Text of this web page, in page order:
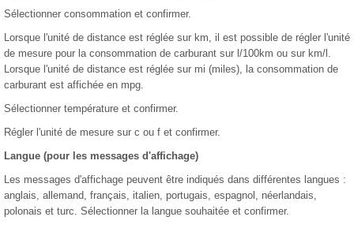
Sélectionner consommation et confirmer.
Lorsque l'unité de distance est réglée sur km, il est possible de régler l'unité
de mesure pour la consommation de carburant sur l/100km ou sur km/l.
Lorsque l'unité de distance est réglée sur mi (miles), la consommation de
carburant est affichée en mpg.
Sélectionner température et confirmer.
Régler l'unité de mesure sur c ou f et confirmer.
Langue (pour les messages d'affichage)
Les messages d'affichage peuvent être indiqués dans différentes langues :
anglais, allemand, français, italien, portugais, espagnol, néerlandais,
polonais et turc. Sélectionner la langue souhaitée et confirmer.